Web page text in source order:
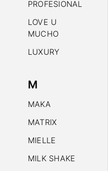
PROFESIONAL
LOVE U
MUCHO
LUXURY
M
MAKA
MATRIX
MIELLE
MILK SHAKE